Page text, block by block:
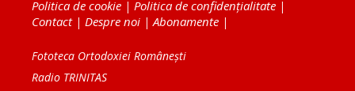
Politica de cookie | Politica de confidențialitate |
Contact| Despre noi | Abonamente |
Fototeca Ortodoxiei Românești
Radio TRINITAS